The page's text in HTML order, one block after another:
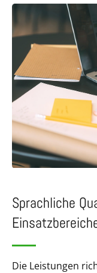
Sprachliche
Die Leistungen